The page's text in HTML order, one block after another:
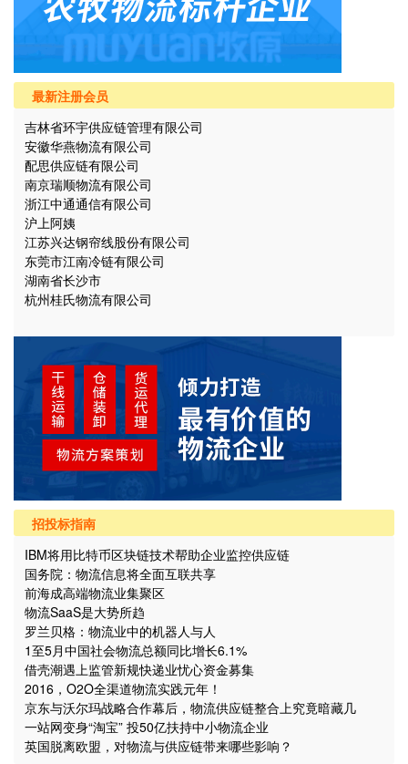
最新注册会员
吉林省环宇供应链管理有限公司
安徽华燕物流有限公司
配思供应链有限公司
南京瑞顺物流有限公司
浙江中通通信有限公司
沪上阿姨
江苏兴达钢帘线股份有限公司
东莞市江南冷链有限公司
湖南省长沙市
杭州桂氏物流有限公司
招投标指南
IBM将用比特币区块链技术帮助企业监控供应链
国务院：物流信息将全面互联共享
前海成高端物流业集聚区
物流SaaS是大势所趋
罗兰贝格：物流业中的机器人与人
1至5月中国社会物流总额同比增长6.1%
借壳潮遇上监管新规快递业忧心资金募集
2016，O2O全渠道物流实践元年！
京东与沃尔玛战略合作幕后，物流供应链整合上究竟暗藏几
个“坑”？
一站网变身“淘宝” 投50亿扶持中小物流企业
英国脱离欧盟，对物流与供应链带来哪些影响？